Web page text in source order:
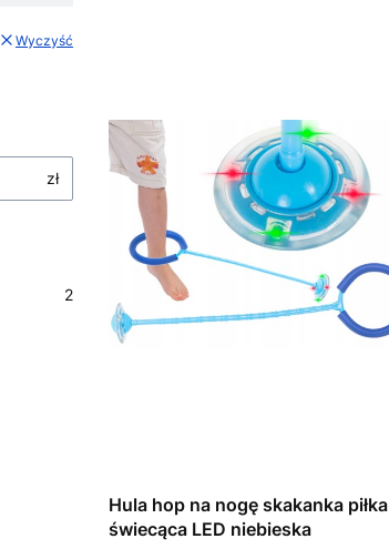
Wyczyść
zł
2
Hula hop na nogę skakanka piłka
świecąca LED niebieska